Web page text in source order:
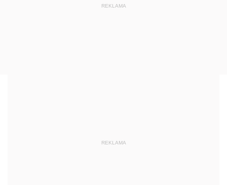
REKLAMA
REKLAMA